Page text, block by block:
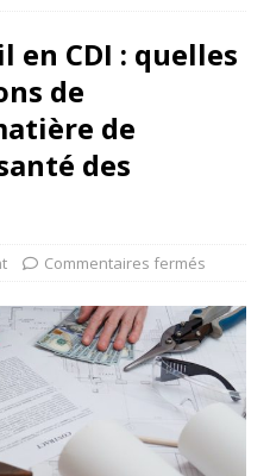
CDI : quelles
de
de
des
Commentaires fermés